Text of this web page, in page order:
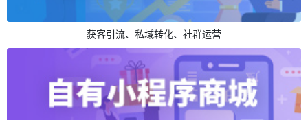
获客引流、私域转化、社群运营